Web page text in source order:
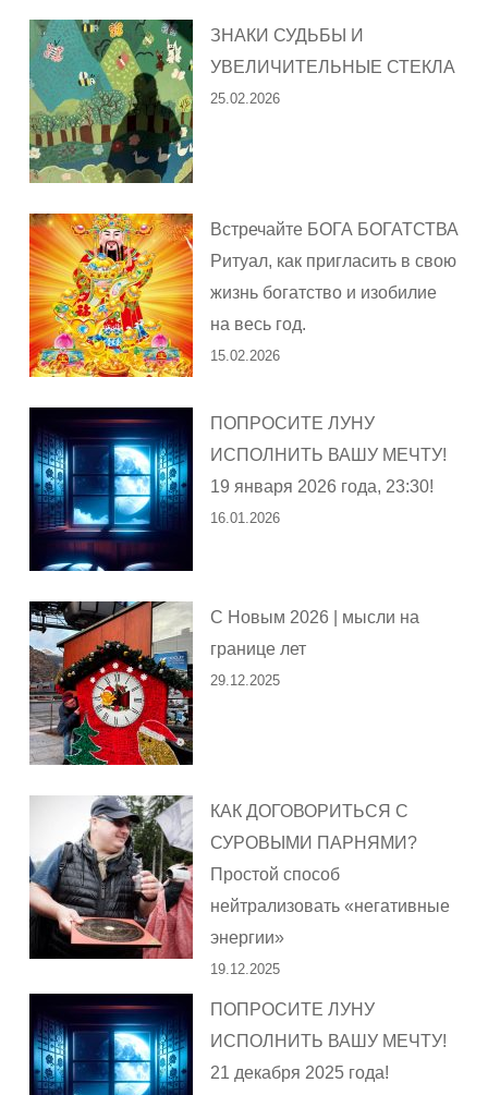
ЗНАКИ СУДЬБЫ И
УВЕЛИЧИТЕЛЬНЫЕ СТЕКЛА
25.02.2026
Встречайте БОГА БОГАТСТВА
Ритуал, как пригласить в свою
жизнь богатство и изобилие
на весь год.
15.02.2026
ПОПРОСИТЕ ЛУНУ
ИСПОЛНИТЬ ВАШУ МЕЧТУ!
19 января 2026 года, 23:30!
16.01.2026
С Новым 2026 | мысли на
границе лет
29.12.2025
КАК ДОГОВОРИТЬСЯ С
СУРОВЫМИ ПАРНЯМИ?
Простой способ
нейтрализовать «негативные
энергии»
19.12.2025
ПОПРОСИТЕ ЛУНУ
ИСПОЛНИТЬ ВАШУ МЕЧТУ!
21 декабря 2025 года!